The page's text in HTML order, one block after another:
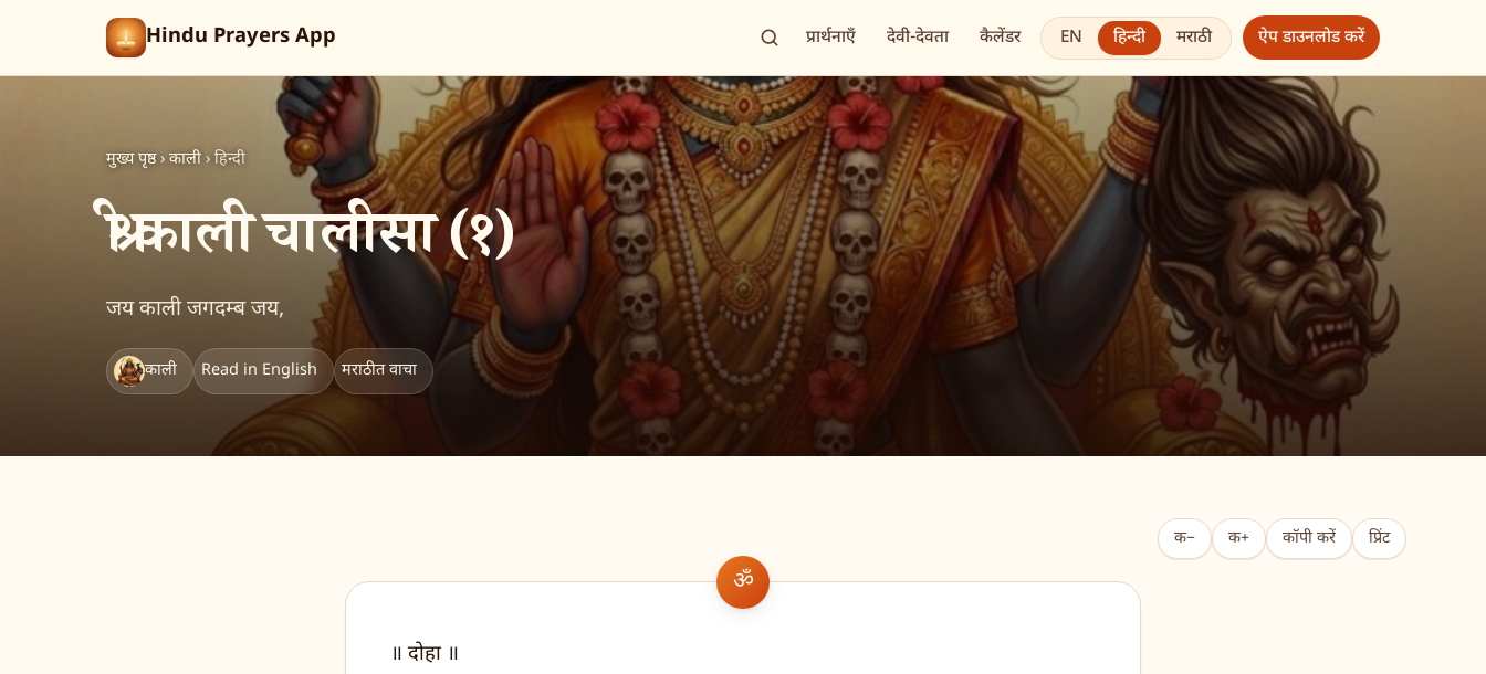
Hindu Prayers App प्रार्थनाएँ देवी-देवता कैलेंडर EN हिन्दी मराठी ऐप डाउनलोड करें
मुख्य पृष्ठ › काली › हिन्दी
श्री काली चालीसा (१)
जय काली जगदम्ब जय,
काली Read in English मराठीत वाचा
क− क+ कॉपी करें प्रिंट
॥ दोहा ॥